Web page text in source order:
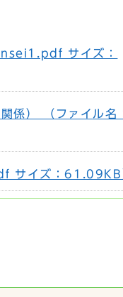
サイズ：
係） （ファイル名
サイズ：